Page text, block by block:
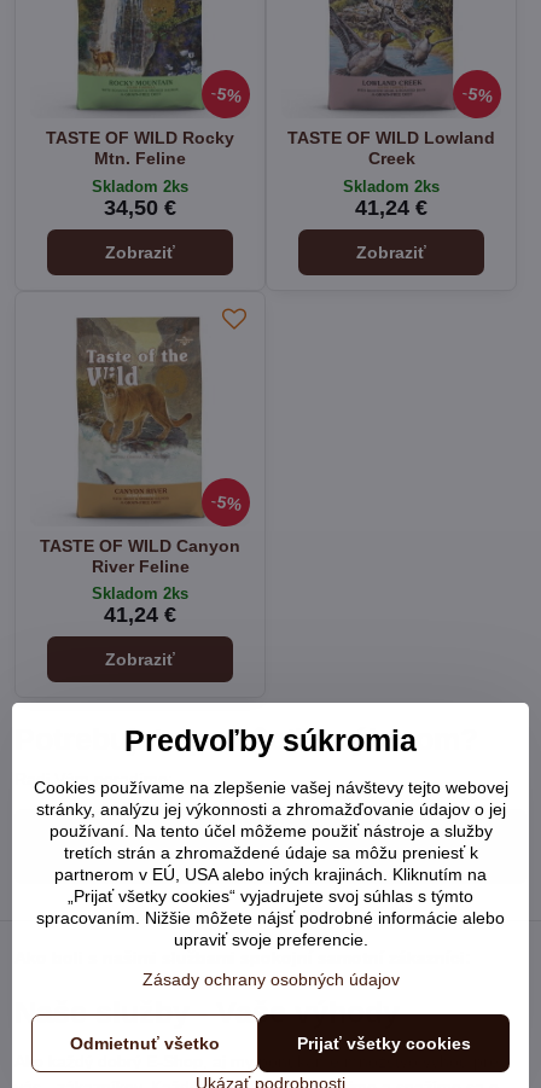
5%
TASTE OF WILD Rocky
Mtn. Feline
Skladom 2ks
34,50 €
Zobraziť
5%
TASTE OF WILD Lowland
Creek
Skladom 2ks
41,24 €
Zobraziť
5%
TASTE OF WILD Canyon
River Feline
Skladom 2ks
41,24 €
Zobraziť
Potrebujete pomôcť s výberom?
Radi Vám poradíme:
+421 948 902 752
Naše služby - Vaše výhody
Ako každý dobrý E-Shop, aj my ponúkame množstvo výhod pre
Predvoľby súkromia
Cookies používame na zlepšenie vašej návštevy tejto webovej
stránky, analýzu jej výkonnosti a zhromažďovanie údajov o jej
používaní. Na tento účel môžeme použiť nástroje a služby
tretích strán a zhromaždené údaje sa môžu preniesť k
partnerom v EÚ, USA alebo iných krajinách. Kliknutím na
„Prijať všetky cookies“ vyjadrujete svoj súhlas s týmto
spracovaním. Nižšie môžete nájsť podrobné informácie alebo
upraviť svoje preferencie.
Zásady ochrany osobných údajov
Ukázať podrobnosti
Prijať všetky cookies
Odmietnuť všetko